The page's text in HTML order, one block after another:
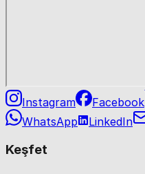
Instagram Facebook
WhatsApp
LinkedIn
Keşfet